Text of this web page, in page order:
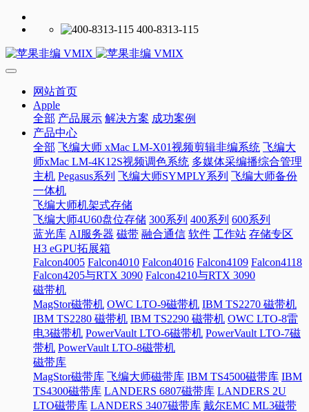
400-8313-115
网站首页
Apple
全部 产品展示 解决方案 成功案例
产品中心
全部 飞编大师 xMac LM-X01视频剪辑非编系统 飞编大
师xMac LM-4K12S视频调色系统 多媒体采编播综合管理
主机 Pegasus系列 飞编大师SYMPLY系列 飞编大师备份
一体机
飞编大师机架式存储
飞编大师4U60盘位存储 300系列 400系列 600系列
蓝光库 AI服务器 磁带 融合通信 软件 工作站 存储专区
H3 eGPU拓展箱
Falcon4005 Falcon4010 Falcon4016 Falcon4109 Falcon4118
Falcon4205与RTX 3090 Falcon4210与RTX 3090
磁带机
MagStor磁带机 OWC LTO-9磁带机 IBM TS2270 磁带机
IBM TS2280 磁带机 IBM TS2290 磁带机 OWC LTO-8雷
电3磁带机 PowerVault LTO-6磁带机 PowerVault LTO-7磁
带机 PowerVault LTO-8磁带机
磁带库
MagStor磁带库 飞编大师磁带库 IBM TS4500磁带库 IBM
TS4300磁带库 LANDERS 6807磁带库 LANDERS 2U
LTO磁带库 LANDERS 3407磁带库 戴尔EMC ML3磁带